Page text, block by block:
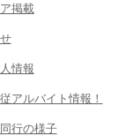
掲載
情報
アルバイト情報！
行の様子